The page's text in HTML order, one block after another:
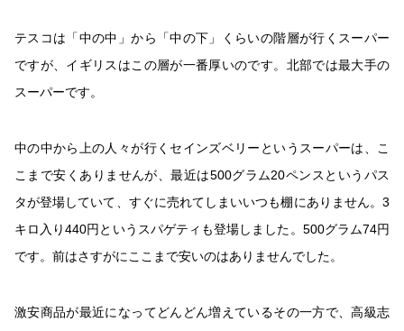
テスコは「中の中」から「中の下」くらいの階層が行くスーパー
ですが、イギリスはこの層が一番厚いのです。北部では最大手の
スーパーです。
中の中から上の人々が行くセインズベリーというスーパーは、こ
こまで安くありませんが、最近は500グラム20ペンスというパス
タが登場していて、すぐに売れてしまいいつも棚にありません。 3
キロ入り440円というスパゲティも登場しました。 500グラム74円
です。前はさすがにここまで安いのはありませんでした。
激安商品が最近になってどんどん増えているその一方で、高級志